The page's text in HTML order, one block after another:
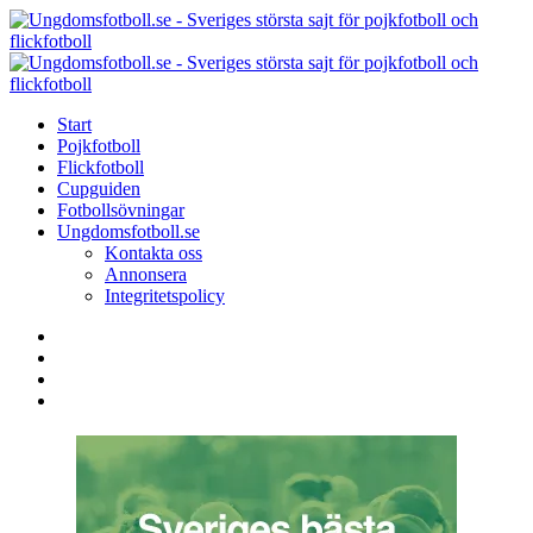
Menu
Search
Menu
Start
Pojkfotboll
Flickfotboll
Cupguiden
Fotbollsövningar
Ungdomsfotboll.se
Kontakta oss
Annonsera
Integritetspolicy